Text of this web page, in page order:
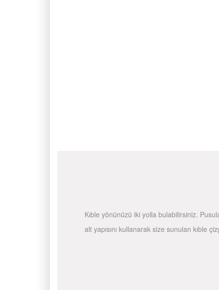
Kıble yönünüzü iki yolla bulabilirsiniz.
alt yapısını kullanarak size sunulan kıble